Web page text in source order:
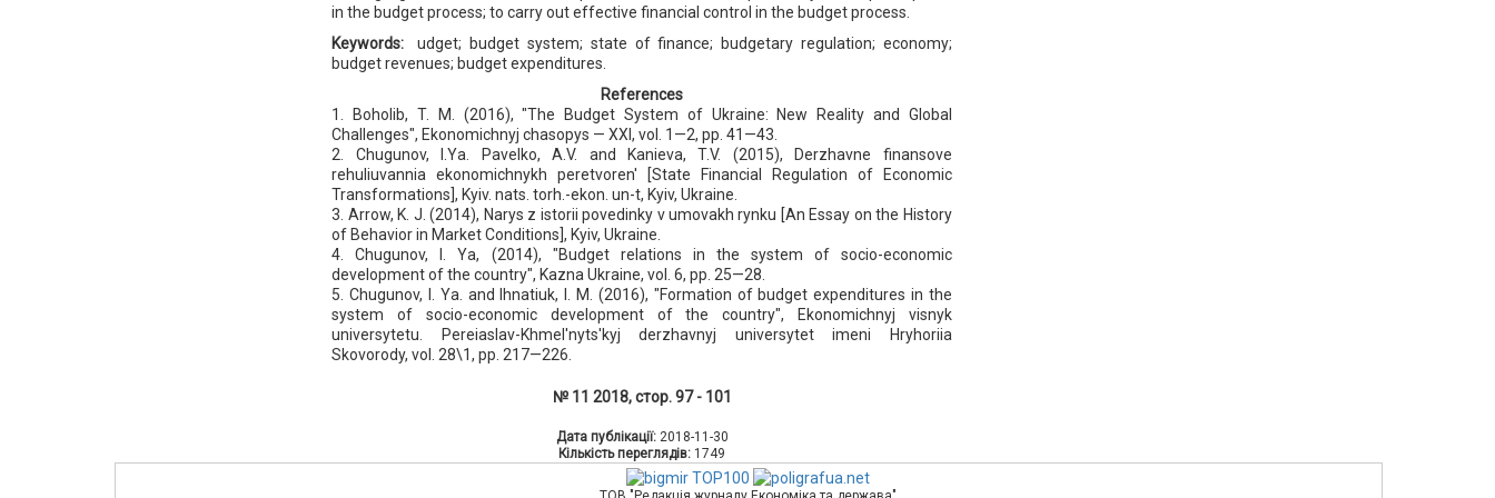
in the budget process; to carry out effective financial control in the budget process.
Keywords:
udget; budget system; state of finance; budgetary regulation; economy;
budget revenues; budget expenditures.
References
1. Boholib, T. M. (2016), "The Budget System of Ukraine: New Reality and Global
Challenges", Ekonomichnyj chasopys — XXI, vol. 1—2, pp. 41—43.
2. Chugunov, I.Ya. Pavelko, A.V. and Kanieva, T.V. (2015), Derzhavne finansove
rehuliuvannia ekonomichnykh peretvoren' [State Financial Regulation of Economic
Transformations], Kyiv. nats. torh.-ekon. un-t, Kyiv, Ukraine.
3. Arrow, K. J. (2014), Narys z istorii povedinky v umovakh rynku [An Essay on the History
of Behavior in Market Conditions], Kyiv, Ukraine.
4. Chugunov, I. Ya, (2014), "Budget relations in the system of socio-economic
development of the country", Kazna Ukraine, vol. 6, pp. 25—28.
5. Chugunov, I. Ya. and Ihnatiuk, I. M. (2016), "Formation of budget expenditures in the
system of socio-economic development of the country", Ekonomichnyj visnyk
universytetu. Pereiaslav-Khmel'nyts'kyj derzhavnyj universytet imeni Hryhoriia
Skovorody, vol. 28\1, pp. 217—226.
№ 11 2018, стор. 97 - 101
Дата публікації: 2018-11-30
Кількість переглядів: 1749